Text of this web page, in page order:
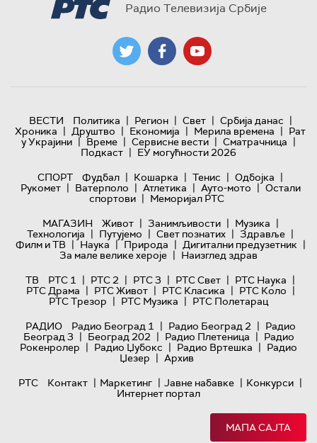
Радио Телевизија Србије
ВЕСТИ Политика | Регион | Свет | Србија данас |
Хроника | Друштво | Економија | Мерила времена | Рат
у Украјини | Време | Сервисне вести | Сматрачница |
Подкаст | ЕУ могућности 2026
СПОРТ
Фудбал | Кошарка | Тенис | Одбојка |
Рукомет | Ватерполо | Атлетика | Ауто-мото | Остали
спортови | Меморијал РТС
МАГАЗИН
Живот | Занимљивости | Музика |
Технологијa | Путујемо | Свет познатих | Здравље |
Филм и ТВ | Наука | Природа | Дигитални предузетник |
За мале велике хероје | Наизглед здрав
ТВ
РТС 1 | РТС 2 | РТС 3 | РТС Свет | РТС Наука |
РТС Драма | РТС Живот | РТС Класика | РТС Коло |
РТС Трезор | РТС Музика | РТС Полетарац
РАДИО
Радио Београд 1 | Радио Београд 2 | Радио
Београд 3 | Београд 202 | Радио Плетеница | Радио
Рокенролер | Радио Џубокс | Радио Вртешка | Радио
Џезер | Архив
РТС
Контакт | Маркетинг | Јавне набавке | Конкурси |
Интернет портал
МАПА САЈТА